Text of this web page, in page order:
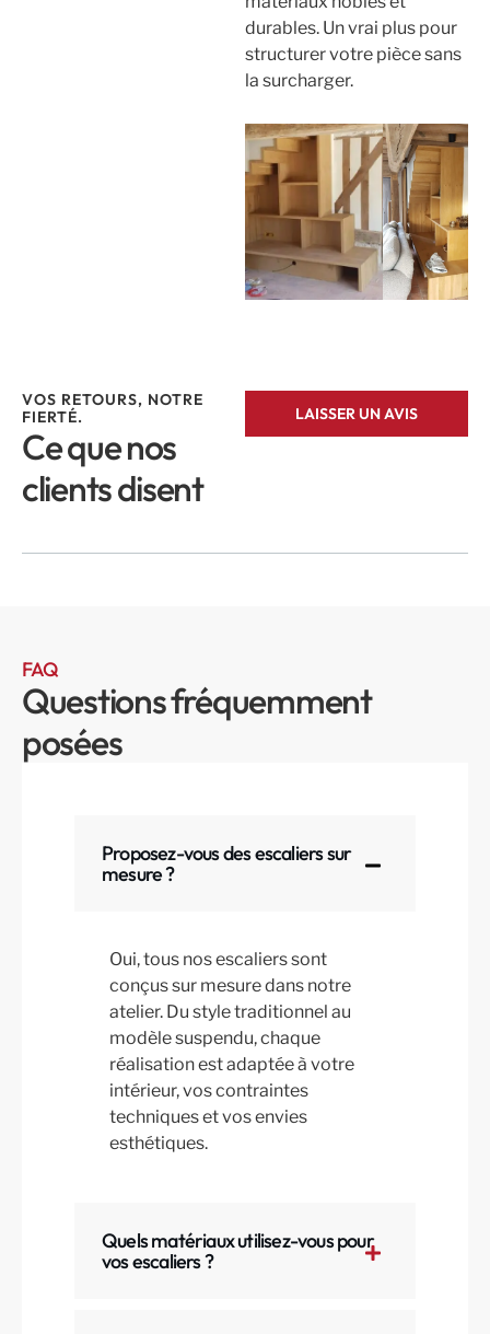
durables. Un vrai plus pour
structurer votre pièce sans
la surcharger.
VOS RETOURS, NOTRE
FIERTÉ.
Ce que nos
clients disent
LAISSER UN AVIS
FAQ
Questions fréquemment
posées
Proposez-vous des escaliers sur
mesure ?
Oui, tous nos escaliers sont
conçus sur mesure dans notre
atelier. Du style traditionnel au
modèle suspendu, chaque
réalisation est adaptée à votre
intérieur, vos contraintes
techniques et vos envies
esthétiques.
Quels matériaux utilisez-vous pour
vos escaliers ?